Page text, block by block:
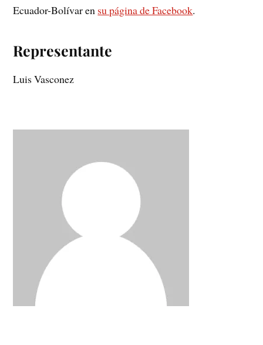
Ecuador-Bolívar en su página de Facebook.
Representante
Luis Vasconez